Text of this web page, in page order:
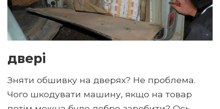
двері
Зняти обшивку на дверях? Не проблема.
Чого шкодувати машину, якщо на товар